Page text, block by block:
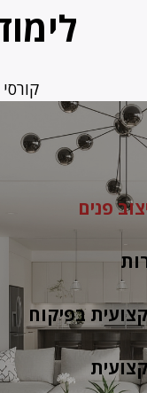
פנים
בפיקוח